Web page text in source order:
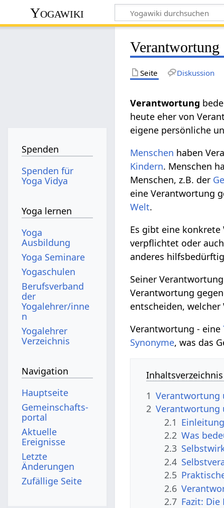
Yogawiki
Verantwortung
Seite Diskussion
Verantwortung
heute eher von
eigene persönliche
Menschen haben
Kindern. Menschen
Menschen, z.B. der
eine Verantwortung
Welt.
Es gibt eine
verpflichtet oder
anderes
Seiner
Verantwortung
entscheiden,
Verantwortung - eine
Synonyme, was das
Inhaltsverzeichnis
1 Verantwortung
2 Verantwortung
2.1
2.2 Was
2.3
2.4
2.5
2.6
2.7 Fazit:
Spenden
Spenden für
Yoga Vidya
Yoga lernen
Yoga
Ausbildung
Yoga Seminare
Yogaschulen
Berufsverband
der
Yogalehrer/inne
n
Yogalehrer
Verzeichnis
Navigation
Hauptseite
Gemeinschafts­
portal
Aktuelle
Ereignisse
Letzte
Änderungen
Zufällige Seite